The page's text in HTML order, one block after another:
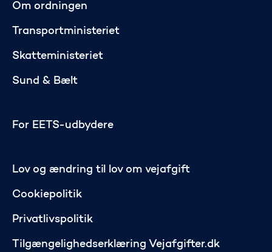
Om ordningen
Transportministeriet
Skatteministeriet
Sund & Bælt
For EETS-udbydere
Lov og ændring til lov om vejafgift
Cookiepolitik
Privatlivspolitik
Tilgængelighedserklæring Vejafgifter.dk